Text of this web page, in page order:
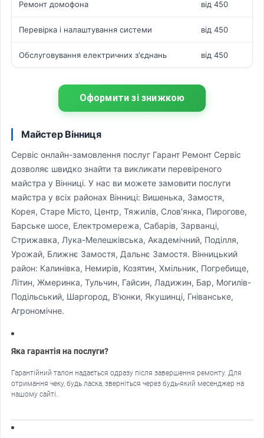
Ремонт домофона від 450
Перевірка і налаштування системи від 450
Обслуговування електричних з'єднань від 450
Оформити зі знижкою
Майстер Вінниця
Сервіс онлайн-замовлення послуг Гарант Ремонт Сервіс
дозволяє швидко знайти та викликати перевіреного
майстра у Вінниці. У нас ви можете замовити послуги
майстра у всіх районах Вінниці: Вишенька, Замостя,
Корея, Старе Місто, Центр, Тяжилів, Слов'янка, Пирогове,
Барське шосе, Електромережа, Сабарів, Зарванці,
Стрижавка, Лука-Мелешківська, Академічний, Поділля,
Урожай, Ближнє Замостя, Дальнє Замостя. Вінницький
район: Калинівка, Немирів, Козятин, Хмільник, Погребище,
Літин, Жмеринка, Тульчин, Гайсин, Ладижин, Бар, Могилів-
Подільський, Шаргород, В'юнки, Якушинці, Гніванське,
Агрономічне.
Яка гарантія на послуги?
Гарантійний талон надається одразу після завершення ремонту. Для
отримання чеку, будь ласка, зверніться через будь-який месенджер на
нашому сайті.